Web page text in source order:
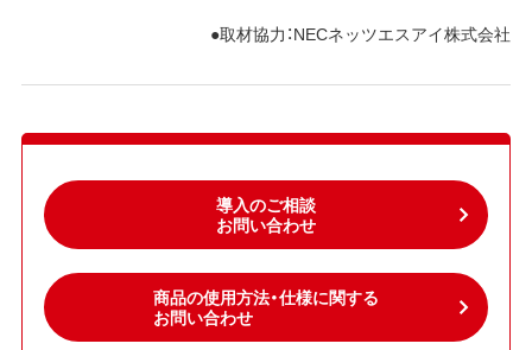
●取材協力：NECネッツエスアイ株式会社
導入のご相談
お問い合わせ
商品の使用方法・仕様に関する
お問い合わせ